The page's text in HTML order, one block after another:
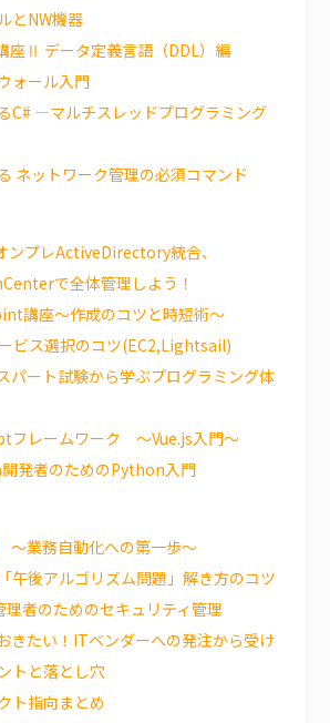
とNW機器
座Ⅱ データ定義言語（DDL）編
ォール入門
C# ―マルチスレッドプログラミング
ネットワーク管理の必須コマンド
ンプレActiveDirectory統合、
で全体管理しよう！
講座～作成のコツと時短術～
ービス選択のコツ(EC2,Lightsail)
パート試験から学ぶプログラミング体
フレームワーク ～Vue.js入門～
開発者のためのPython入門
～業務自動化への第一歩～
午後アルゴリズム問題」解き方のコツ
理者のためのセキュリティ管理
きたい！ITベンダーへの発注から受け
トと落とし穴
ト指向まとめ